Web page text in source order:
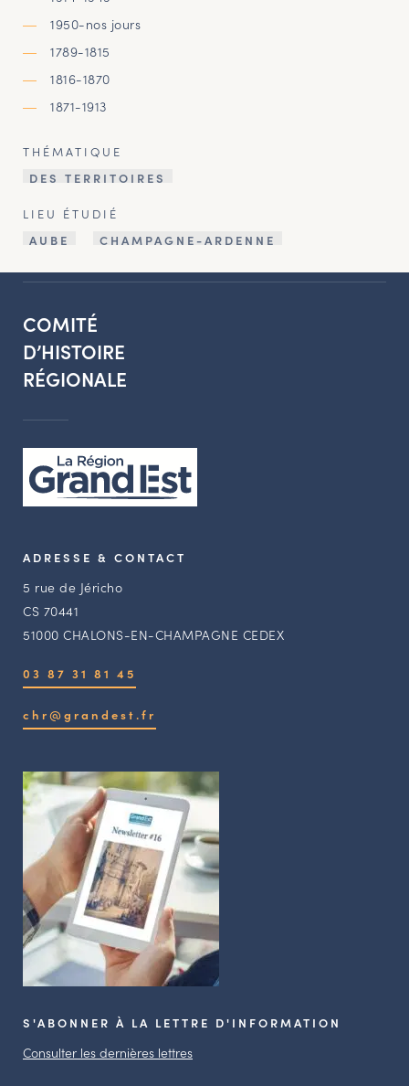
1950-nos jours
1789-1815
1816-1870
1871-1913
THÉMATIQUE
DES TERRITOIRES
LIEU ÉTUDIÉ
AUBE
CHAMPAGNE-ARDENNE
COMITÉ
D’HISTOIRE
RÉGIONALE
ADRESSE & CONTACT
5 rue de Jéricho
CS 70441
51000 CHALONS-EN-CHAMPAGNE CEDEX
03 87 31 81 45
chr@grandest.fr
S'ABONNER À LA LETTRE D'INFORMATION
Consulter les dernières lettres